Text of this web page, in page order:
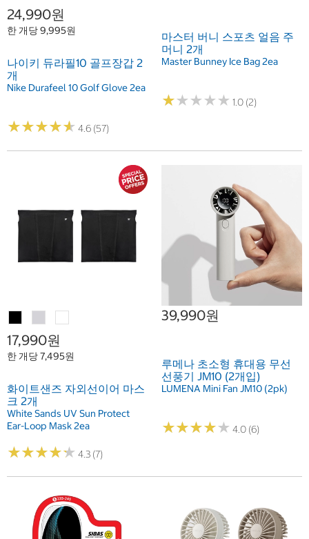
24,990원
한 개당 9,995원
나이키 듀라필10 골프장갑 2
개
Nike Durafeel 10 Golf Glove 2ea
★★★★★
★★★★★ 4.6 (57)
마스터 버니 스포츠 얼음 주
머니 2개
Master Bunney Ice Bag 2ea
★★★★★
★★★★★ 1.0 (2)
17,990원
한 개당 7,495원
화이트샌즈 자외선이어 마스
크 2개
White Sands UV Sun Protect
Ear-Loop Mask 2ea
★★★★★
★★★★★ 4.3 (7)
39,990원
루메나 초소형 휴대용 무선
선풍기 JM10 (2개입)
LUMENA Mini Fan JM10 (2pk)
★★★★★
★★★★★ 4.0 (6)